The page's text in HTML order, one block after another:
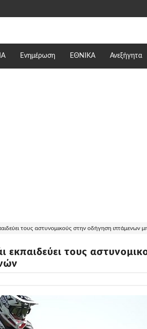
Ενημέρωση ΕΘΝΙΚΆ Ανεξήγητα
τους αστυνομικούς στην οδήγηση ιπτάμενων
εκπαιδεύει τους